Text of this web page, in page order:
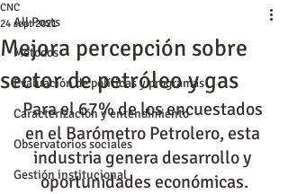
All Posts
Metodos
Evaluación de políticas y programas
Caracterización y entendimiento
Observatorios sociales
Gestión institucional
Mejora percepción sobre
sector de petróleo y gas
CNC
24 sept 2021
Para el 67% de los encuestados
en el Barómetro Petrolero, esta
industria genera desarrollo y
oportunidades económicas.